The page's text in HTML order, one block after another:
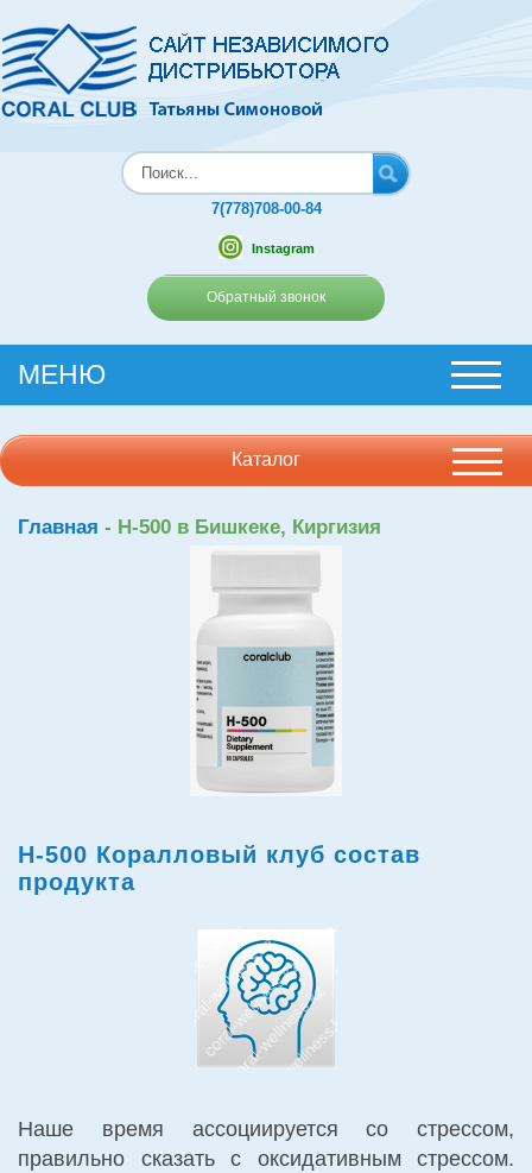
7(778)708-00-84
Instagram
Обратный звонок
МЕНЮ
Каталог
Главная - H-500 в Бишкеке, Киргизия
H-500 Коралловый клуб состав
продукта
Наше время ассоциируется со стрессом,
правильно сказать с оксидативным стрессом.